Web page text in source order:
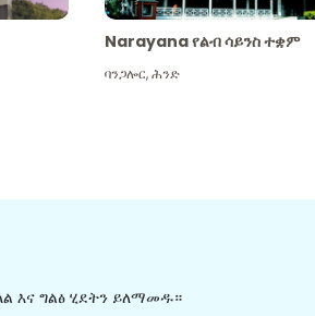
Narayana የልብ ሳይንስ ተቋም
ባንጋሎር,ሕንድ
እና ግልፅ ሂደትን ይለማመዱ።